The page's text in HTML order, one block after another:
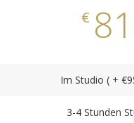
€
Im Studio ( +
3-4 Stunden